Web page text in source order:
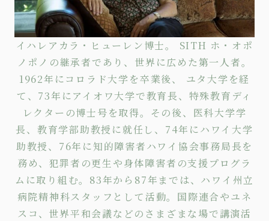
イハレアカラ・ヒューレン博士。 SITH ホ・オポ
ノポノの継承者であり、世界に広めた第一人者。
1962年にコロラド大学を卒業後、 ユタ大学を経
て、73年にアイオワ大学で教育長、特殊教育ディ
レクターの博士号を取得。その後、医科大学学
長、教育学部助教授に就任し、74年にハワイ大学
助教授、76年に知的障害者ハワイ協会事務局長を
務め、犯罪者の更生や身体障害者の支援プログラ
ムに取り組む。83年から87年までは、ハワイ州立
病院精神科スタッフとして活動。国際連合やユネ
スコ、世界平和会議などのさまざまな場で講演活